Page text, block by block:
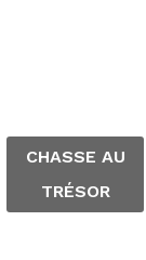
CHASSE AU
TRÉSOR